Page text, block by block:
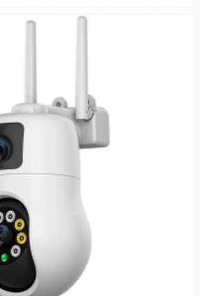
міцна конструкція, що підходить для будь-яких
налаштування будь-де
доступ до прямої трансляції та
місця за допомогою смартфона або смарт-
– Зберігайте спогади в безпеці завдяки
сховищем
силу сонця, щоб зменшити витрати
при цьому постійний захист